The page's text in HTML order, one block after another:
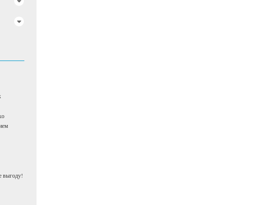
выгоду!